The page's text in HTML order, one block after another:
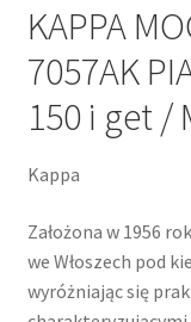
KAPPA
7057AK
150 i get /
Kappa
Założona w 1956
we Włoszech pod
wyróżniając się